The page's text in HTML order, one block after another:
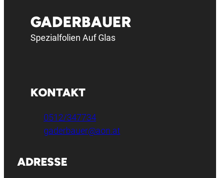
GADERBAUER
Spezialfolien Auf Glas
KONTAKT
0512/347734
gaderbauer@aon.at
ADRESSE